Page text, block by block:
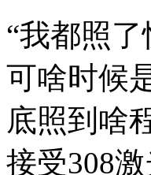
“我都照
可啥时候
底照到啥
接受308